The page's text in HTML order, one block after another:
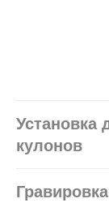
Установка
кулонов
Гравировка